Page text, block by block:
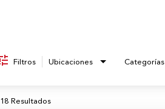
Filtros Ubicaciones Categorías
18 Resultados